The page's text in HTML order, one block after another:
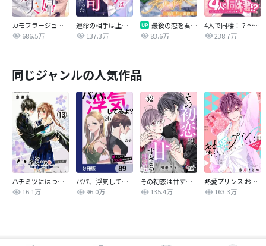
カモフラージュ夫婦
686.5万
運命の相手は上司だった
137.3万
最後の恋を君に捧ぐ～余命1年の御曹司～
83.6万
4人で同棲！？～逆ハーレムハウスへようこそ♥～【改訂版】
238.7万
同じジャンルの人気作品
ハチミツにはつこい
16.1万
パパ、浮気してるよ？娘と二人でクズ夫を捨てます【分冊版】
96.0万
その初恋は甘すぎる～恋愛処女には刺激が強い～
135.4万
熱愛プリンス お兄ちゃんはキミが好き
163.3万